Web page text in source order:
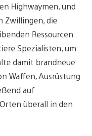
Highwaymen, und
Zwillingen, die
Ressourcen
Spezialisten, um
damit brandneue
Waffen, Ausrüstung
auf
überall in den